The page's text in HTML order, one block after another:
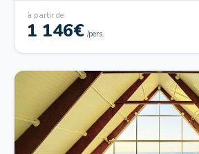
à partir de
1 146€ /pers.